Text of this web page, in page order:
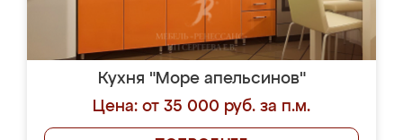
Кухня "Море апельсинов"
Цена: от 35 000 руб. за п.м.